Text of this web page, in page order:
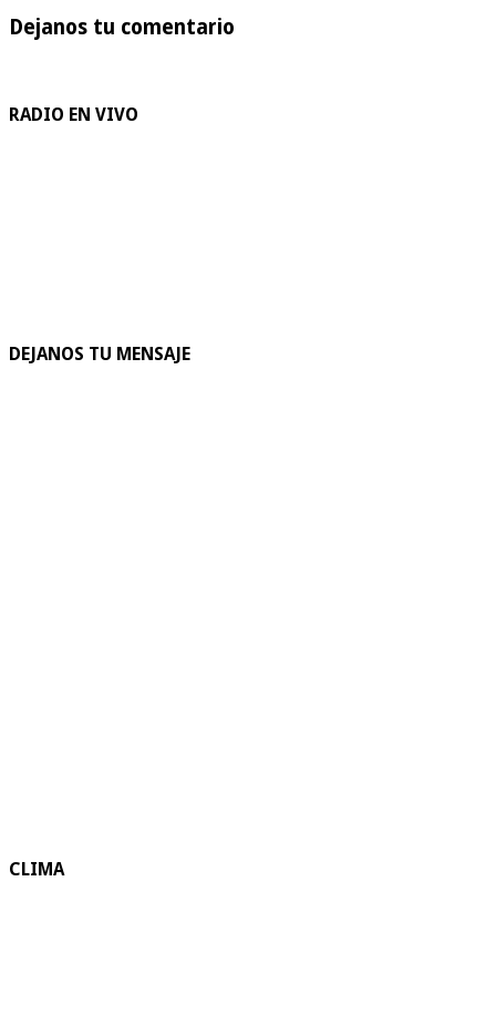
Dejanos tu comentario
RADIO EN VIVO
DEJANOS TU MENSAJE
CLIMA